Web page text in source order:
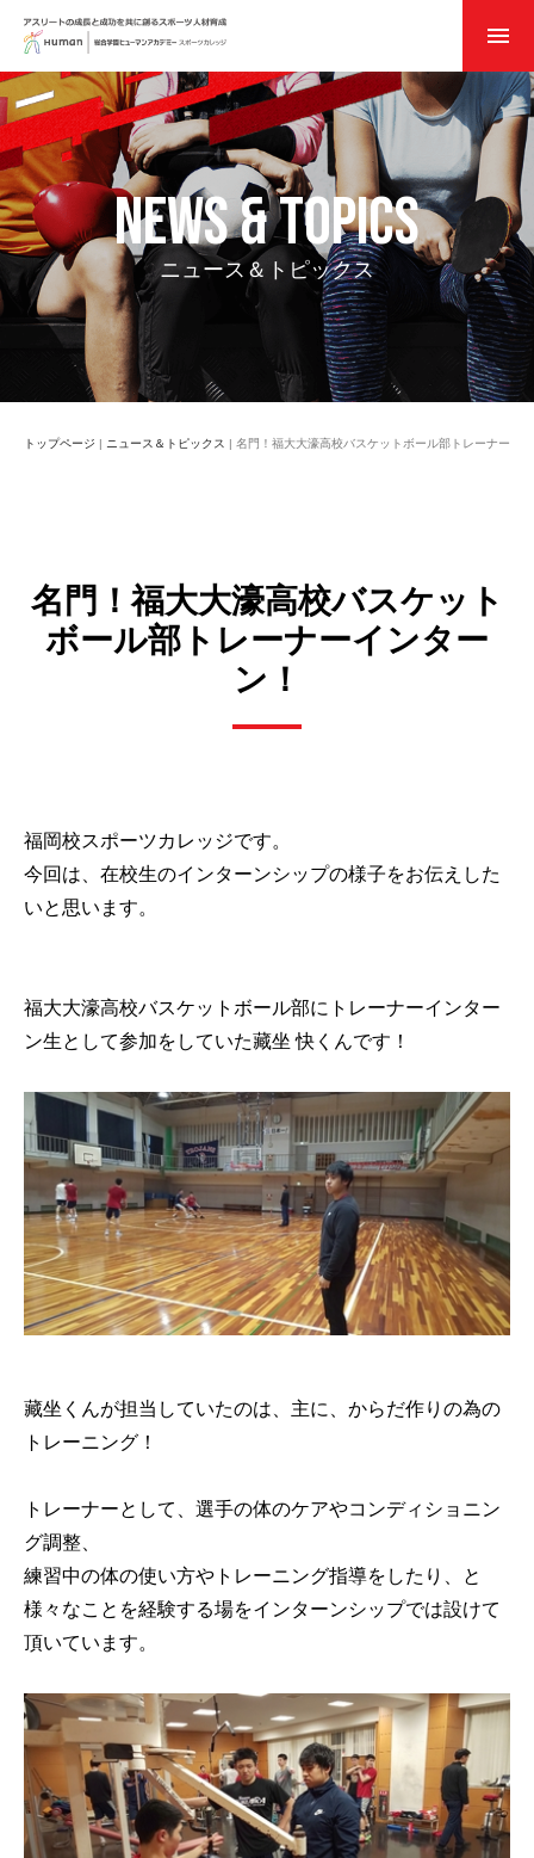
menu
NEWS & TOPICS
ニュース＆トピックス
トップページ | ニュース＆トピックス | 名門！福大大濠高校バスケットボール部トレーナーイ
名門！福大大濠高校バスケット
ボール部トレーナーインター
ン！
福岡校スポーツカレッジです。
今回は、在校生のインターンシップの様子をお伝えした
いと思います。
福大大濠高校バスケットボール部にトレーナーインター
ン生として参加をしていた藏坐 快くんです！
藏坐くんが担当していたのは、主に、からだ作りの為の
トレーニング！
トレーナーとして、選手の体のケアやコンディショニン
グ調整、
練習中の体の使い方やトレーニング指導をしたり、と
様々なことを経験する場をインターンシップでは設けて
頂いています。